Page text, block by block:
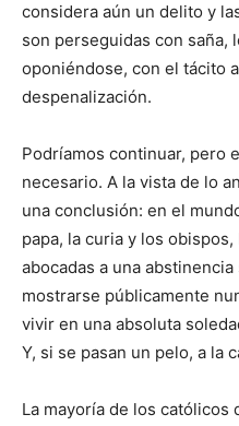
considera aún un delito y
son perseguidas con saña,
oponiéndose, con el tácito
despenalización.
Podríamos continuar, pero
necesario. A la vista de lo
una conclusión: en el
papa, la curia y los
abocadas a una
mostrarse públicamente
vivir en una absoluta
Y, si se pasan un pelo, a la
La mayoría de los católicos